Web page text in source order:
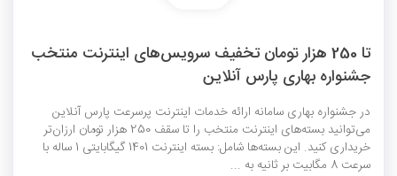
تا 250 هزار تومان تخفیف سرویس‌های اینترنت منتخب
جشنواره بهاری پارس آنلاین
در جشنواره بهاری سامانه ارائه خدمات اینترنت پرسرعت پارس آنلاین
می‌توانید بسته‌های اینترنت منتخب را تا سقف 250 هزار تومان ارزان‌‎تر
خریداری کنید. این بسته‌ها شامل: بسته اینترنت 1401 گیگابایتی 1 ساله با
سرعت 8 مگابیت بر ثانیه به ...